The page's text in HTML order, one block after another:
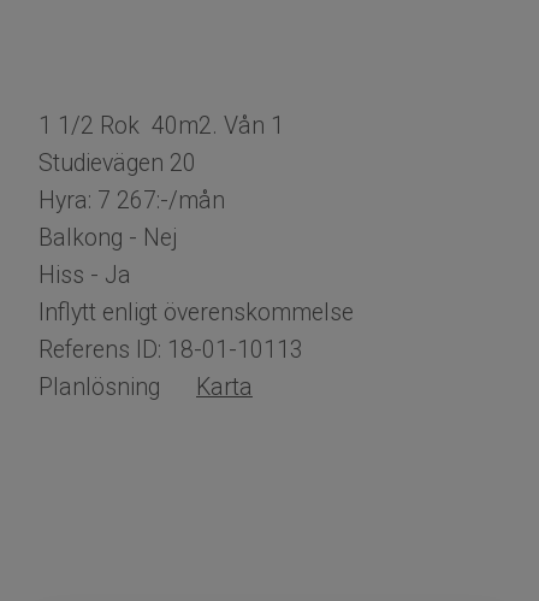
1 1/2 Rok 40m2. Vån 1
Studievägen 20
Hyra: 7 267:-/mån
Balkong - Nej
Hiss - Ja
Inflytt enligt överenskommelse
Referens ID: 18-01-10113
Planlösning
Karta